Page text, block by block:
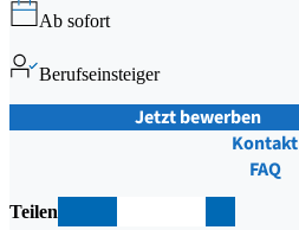
Ab sofort
Berufseinsteiger
Jetzt bewerben
Kontakt
FAQ
Teilen